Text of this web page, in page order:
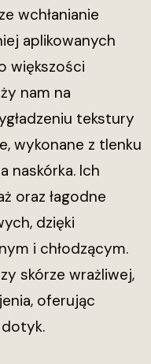
wchłanianie
aplikowanych
większości
nam na
tekstury
wykonane z tlenku
naskórka. Ich
oraz łagodne
dzięki
i chłodzącym.
skórze wrażliwej,
oferując